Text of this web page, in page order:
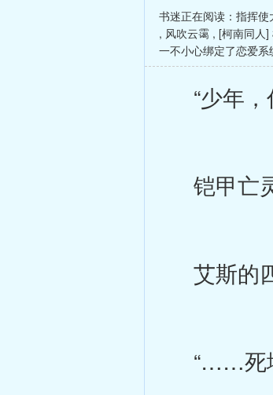
书迷正在阅读： 指挥使
, 风吹云霭 , [柯南同人
一不小心绑定了恋爱系
“少年，
铠甲亡
艾斯的
“……死